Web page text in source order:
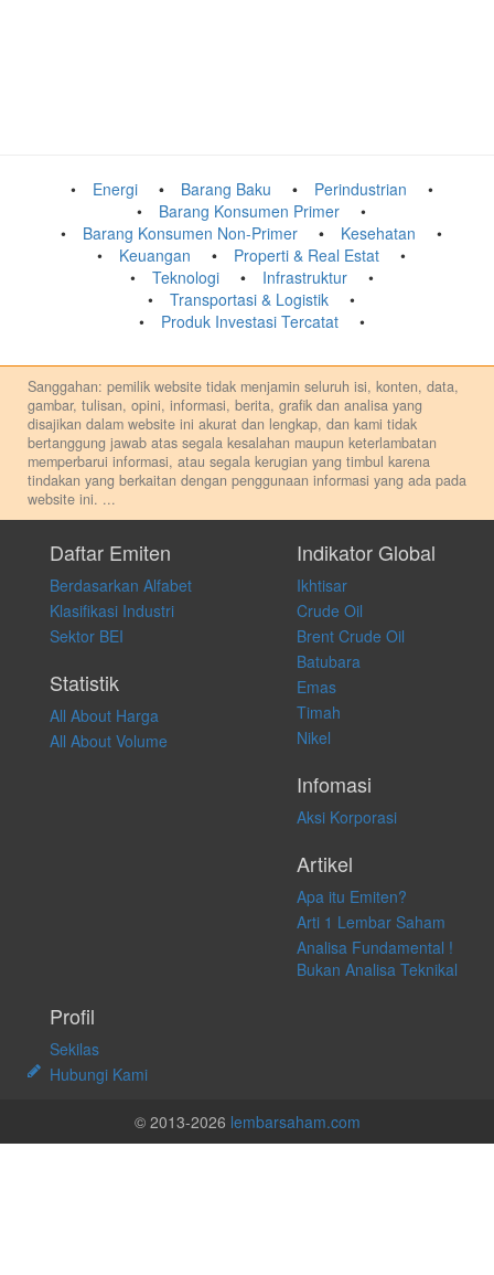
Energi Barang Baku
Perindustrian
Barang Konsumen Primer
Barang Konsumen Non-Primer
Kesehatan
Keuangan
Properti & Real Estat
Teknologi
Infrastruktur
Transportasi & Logistik
Produk Investasi Tercatat
Sanggahan: pemilik website tidak menjamin seluruh isi, konten, data,
gambar, tulisan, opini, informasi, berita, grafik dan analisa yang
disajikan dalam website ini akurat dan lengkap, dan kami tidak
bertanggung jawab atas segala kesalahan maupun keterlambatan
memperbarui informasi, atau segala kerugian yang timbul karena
tindakan yang berkaitan dengan penggunaan informasi yang ada pada
website ini. ...
pribadi. Kami tidak memberi anjuran, saran, rekomendasi untuk
membeli, menjual atau melakukan aktivitas lain yang terkait dengan
transaksi perdagangan apapun, dan kami tidak bertanggung jawab
atas keputusan investasi yang dilakukan dalam kondisi dan situasi
apapun juga, yang diakibatkan secara langsung maupun tidak
langsung atas konten pada website ini.
Daftar Emiten
Berdasarkan Alfabet
Klasifikasi Industri
Sektor BEI
Statistik
All About Harga
All About Volume
Indikator Global
Ikhtisar
Crude Oil
Brent Crude Oil
Batubara
Emas
Timah
Nikel
Infomasi
Aksi Korporasi
Artikel
Apa itu Emiten?
Arti 1 Lembar Saham
Analisa Fundamental !
Bukan Analisa Teknikal
Profil
Sekilas
Hubungi Kami
© 2013-2026 lembarsaham.com